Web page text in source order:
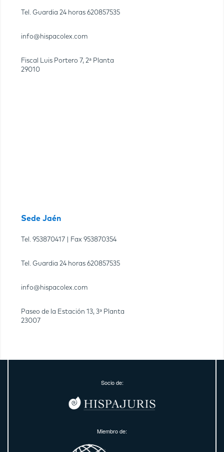
Tel. Guardia 24 horas 620857535
info@hispacolex.com
Fiscal Luis Portero 7, 2ª Planta
29010
Sede Jaén
Tel. 953870417 | Fax 953870354
Tel. Guardia 24 horas 620857535
info@hispacolex.com
Paseo de la Estación 13, 3ª Planta
23007
Socio de:
Miembro de: